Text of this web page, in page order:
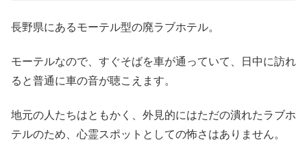
長野県にあるモーテル型の廃ラブホテル。
モーテルなので、すぐそばを車が通っていて、日中に訪れ
ると普通に車の音が聴こえます。
地元の人たちはともかく、外見的にはただの潰れたラブホ
テルのため、心霊スポットとしての怖さはありません。